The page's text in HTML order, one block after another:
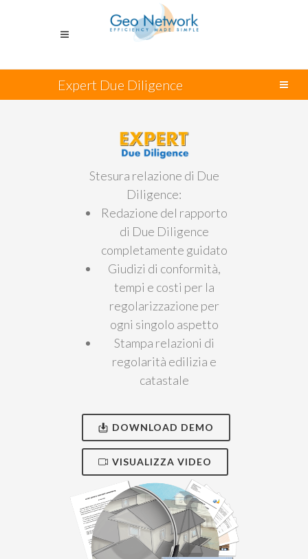
Expert Due Diligence
Stesura relazione di Due
Diligence:
Redazione del rapporto
di Due Diligence
completamente guidato
Giudizi di conformità,
tempi e costi per la
regolarizzazione per
ogni singolo aspetto
Stampa relazioni di
regolarità edilizia e
catastale
DOWNLOAD DEMO
VISUALIZZA VIDEO